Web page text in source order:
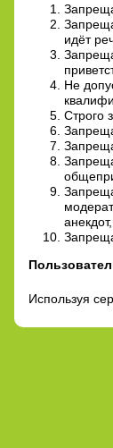
идёт
Не
Строго
Используя